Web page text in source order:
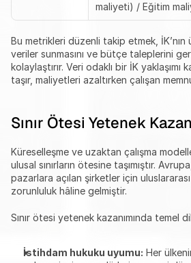
maliyeti) / Eğitim
Bu metrikleri düzenli takip etmek,
veriler sunmasını ve bütçe taleplerini
kolaylaştırır. Veri odaklı bir İK yaklaşımı
taşır, maliyetleri azaltırken çalışan
Sınır Ötesi Yetenek
Küreselleşme ve uzaktan çalışma
ulusal sınırların ötesine taşımıştır.
pazarlara açılan şirketler için
zorunluluk hâline gelmiştir.
Sınır ötesi yetenek kazanımında temel
İstihdam hukuku uyumu: Her